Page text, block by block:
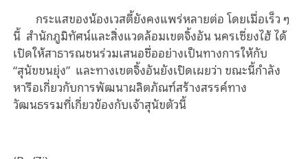
กระแสของน้องเวสตี้ยังคงแพร่หลายต่อ โดยเมื่อเร็ว ๆ
นี้ สำนักภูมิทัศน์และสิ่งแวดล้อมเขตจิ้งอัน นครเซี่ยงไฮ้ ได้
เปิดให้สาธารณชนร่วมเสนอชื่ออย่างเป็นทางการให้กับ
“สุนัขขนยุ่ง” และทางเขตจิ้งอันยังเปิดเผยว่า ขณะนี้กำลัง
หารือเกี่ยวกับการพัฒนาผลิตภัณฑ์สร้างสรรค์ทาง
วัฒนธรรมที่เกี่ยวข้องกับเจ้าสุนัขตัวนี้